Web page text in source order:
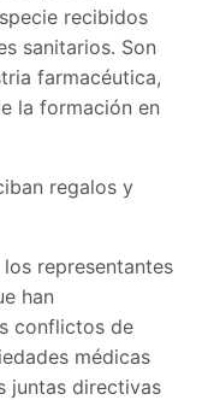
recibidos
sanitarios. Son
farmacéutica,
la formación en
regalos y
representantes
han
conflictos de
médicas
juntas directivas